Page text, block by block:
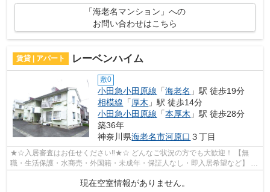
「海老名マンション」への
お問い合わせはこちら
賃貸 | アパート レーベンハイム
敷0
小田急小田原線 「海老名 」駅 徒歩19分
相模線 「厚木 」駅 徒歩14分
小田急小田原線 「本厚木 」駅 徒歩28分
築36年
神奈川県海老名市河原口 ３丁目
★☆入居審査はお任せください‼★☆ どんなご状況の方でも大歓迎！ 【無
職・生活保護・水商売・外国籍・未成年・保証人なし・即入居希望など】 ネ
ット非公開の物件からもお探し致します‼ ...
現在空室情報がありません。